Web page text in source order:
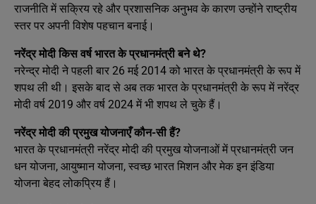
राजनीति में सक्रिय रहे और प्रशासनिक अनुभव के कारण उन्होंने राष्ट्रीय
स्तर पर अपनी विशेष पहचान बनाई।
नरेंद्र मोदी किस वर्ष भारत के प्रधानमंत्री बने थे?
नरेन्द्र मोदी ने पहली बार 26 मई 2014 को भारत के प्रधानमंत्री के रूप में
शपथ ली थी। इसके बाद से अब तक भारत के प्रधानमंत्री के रूप में नरेंद्र
मोदी वर्ष 2019 और वर्ष 2024 में भी शपथ ले चुके हैं।
नरेंद्र मोदी की प्रमुख योजनाएँ कौन-सी हैं?
भारत के प्रधानमंत्री नरेंद्र मोदी की प्रमुख योजनाओं में प्रधानमंत्री जन
धन योजना, आयुष्मान योजना, स्वच्छ भारत मिशन और मेक इन इंडिया
योजना बेहद लोकप्रिय हैं।